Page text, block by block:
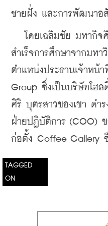
ชายฝั่ง และการพัฒนาอ
โดยเฉลิมชัย มหากิจ
สำเร็จการศึกษาจากมห
ตำแหน่งประธานเจ้าหน้
Group ซึ่งเป็นบริษัทโฮล
ศิริ บุตรสาวของเขา ดำ
ฝ่ายปฏิบัติการ (COO)
ก่อตั้ง Coffee Gallery ซึ่
TAGGED
ON